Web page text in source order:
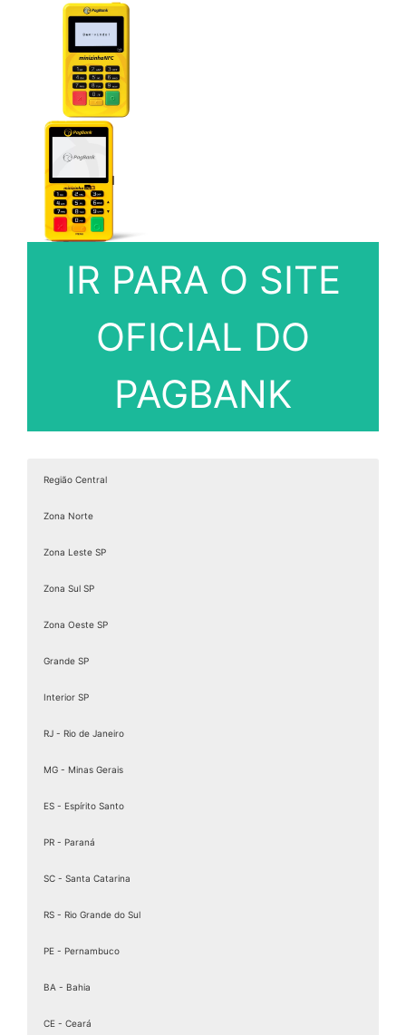
IR PARA O SITE
OFICIAL DO
PAGBANK
Região Central
Zona Norte
Zona Leste SP
Zona Sul SP
Zona Oeste SP
Grande SP
Interior SP
RJ - Rio de Janeiro
MG - Minas Gerais
ES - Espírito Santo
PR - Paraná
SC - Santa Catarina
RS - Rio Grande do Sul
PE - Pernambuco
BA - Bahia
CE - Ceará